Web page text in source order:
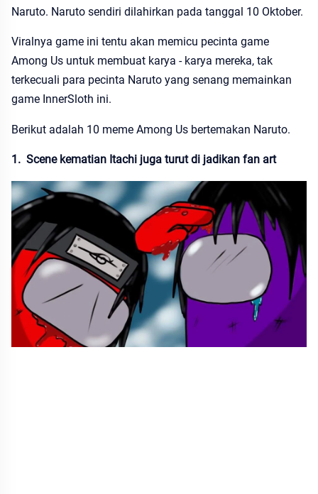
Naruto. Naruto sendiri dilahirkan pada tanggal 10 Oktober.
Viralnya game ini tentu akan memicu pecinta game
Among Us untuk membuat karya - karya mereka, tak
terkecuali para pecinta Naruto yang senang memainkan
game InnerSloth ini.
Berikut adalah 10 meme Among Us bertemakan Naruto.
1. Scene kematian Itachi juga turut di jadikan fan art